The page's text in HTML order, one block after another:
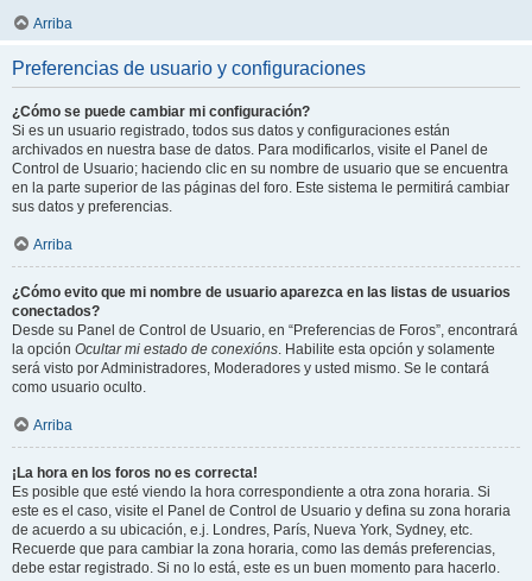
Arriba
Preferencias de usuario y configuraciones
¿Cómo se puede cambiar mi configuración?
Si es un usuario registrado, todos sus datos y configuraciones están
archivados en nuestra base de datos. Para modificarlos, visite el Panel de
Control de Usuario; haciendo clic en su nombre de usuario que se encuentra
en la parte superior de las páginas del foro. Este sistema le permitirá cambiar
sus datos y preferencias.
Arriba
¿Cómo evito que mi nombre de usuario aparezca en las listas de usuarios
conectados?
Desde su Panel de Control de Usuario, en “Preferencias de Foros”, encontrará
la opción Ocultar mi estado de conexións. Habilite esta opción y solamente
será visto por Administradores, Moderadores y usted mismo. Se le contará
como usuario oculto.
Arriba
¡La hora en los foros no es correcta!
Es posible que esté viendo la hora correspondiente a otra zona horaria. Si
este es el caso, visite el Panel de Control de Usuario y defina su zona horaria
de acuerdo a su ubicación, e.j. Londres, París, Nueva York, Sydney, etc.
Recuerde que para cambiar la zona horaria, como las demás preferencias,
debe estar registrado. Si no lo está, este es un buen momento para hacerlo.